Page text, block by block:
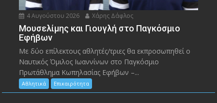
4 Αυγούστου 2026 Χάρης Δάφλος
Μουσελίμης και Γιουγλή στο Παγκόσμιο
Εφήβων
Mε δύο επίλεκτους αθλητές/τριες θα εκπροσωπηθεί ο
Ναυτικός Όμιλος Ιωαννίνων στο Παγκόσμιο
Πρωτάθλημα Κωπηλασίας Εφήβων –...
Αθλητικά Επικαιρότητα